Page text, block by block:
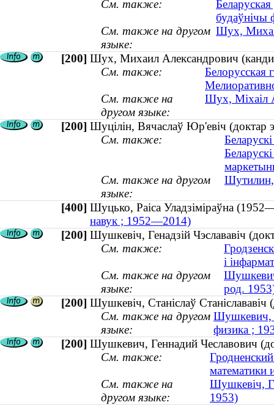
См. также:
будаўнічы
См. также на другом
языке:
Шух,
[200] Шух, Михаил Александрович
См. также:
Белорусская
См. также на
другом языке:
Шух, Міхаіл
[200] Шуцілін, Вячаслаў Юр'евіч (доктар
См. также:
См. также на другом
языке:
Шутилин,
[400] Шуцько, Раіса Уладзіміраўна
навук ; 1952—2014)
[200] Шушкевіч, Генадзій Чэслававіч
См. также:
і
См. также на другом
языке:
род.
[200] Шушкевіч, Станіслаў
См. также на другом
языке:
Шушкевич,
физика ;
[200] Шушкевич, Геннадий Чеславович
См. также:
математики
См. также на
другом языке:
Шушкевіч,
1953)